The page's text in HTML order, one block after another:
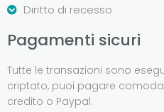
Diritto di recesso
Pagamenti sicuri
Tutte le transazioni sono
criptato, puoi pagare
credito o Paypal.